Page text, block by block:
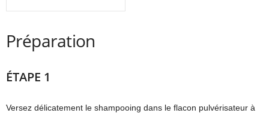
Préparation
ÉTAPE 1
Versez délicatement le shampooing dans le flacon pulvérisateur à